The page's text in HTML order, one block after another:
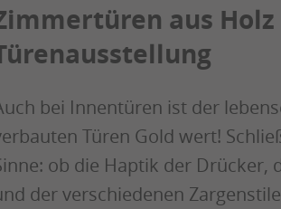
aus
bei Innentüren ist der
Türen Gold wert!
ob die Haptik der Drücker,
der verschiedenen